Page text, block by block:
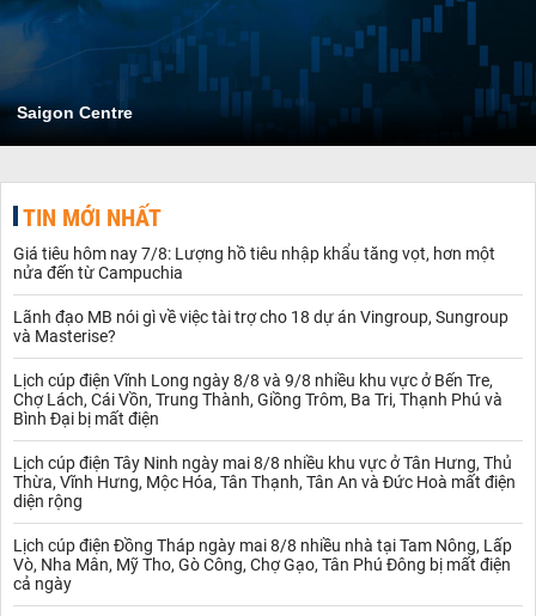
Saigon Centre
TIN MỚI NHẤT
Giá tiêu hôm nay 7/8: Lượng hồ tiêu nhập khẩu tăng vọt, hơn một
nửa đến từ Campuchia
Lãnh đạo MB nói gì về việc tài trợ cho 18 dự án Vingroup, Sungroup
và Masterise?
Lịch cúp điện Vĩnh Long ngày 8/8 và 9/8 nhiều khu vực ở Bến Tre,
Chợ Lách, Cái Vồn, Trung Thành, Giồng Trôm, Ba Tri, Thạnh Phú và
Bình Đại bị mất điện
Lịch cúp điện Tây Ninh ngày mai 8/8 nhiều khu vực ở Tân Hưng, Thủ
Thừa, Vĩnh Hưng, Mộc Hóa, Tân Thạnh, Tân An và Đức Hoà mất điện
diện rộng
Lịch cúp điện Đồng Tháp ngày mai 8/8 nhiều nhà tại Tam Nông, Lấp
Vò, Nha Mân, Mỹ Tho, Gò Công, Chợ Gạo, Tân Phú Đông bị mất điện
cả ngày